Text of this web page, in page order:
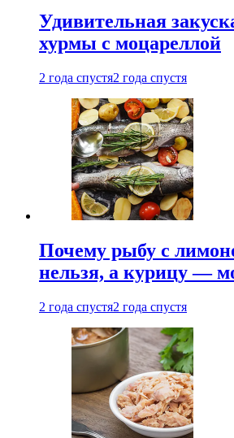
Удивительная
хурмы с моцареллой
2 года спустя2 года спустя
Почему рыбу с
нельзя, а курицу —
2 года спустя2 года спустя